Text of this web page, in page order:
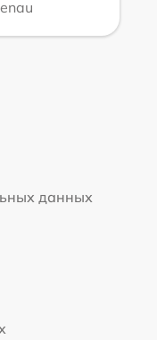
данных